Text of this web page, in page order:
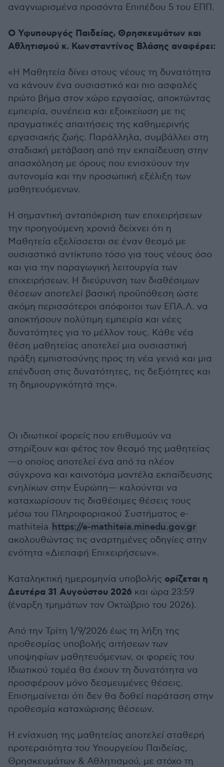
αναγνωρισμένα προσόντα Επιπέδου 5 του ΕΠΠ.
Ο Υφυπουργός Παιδείας, Θρησκευμάτων και
Αθλητισμού κ. Κωνσταντίνος Βλάσης αναφέρει:
«Η Μαθητεία δίνει στους νέους τη δυνατότητα
να κάνουν ένα ουσιαστικό και πιο ασφαλές
πρώτο βήμα στον χώρο εργασίας, αποκτώντας
εμπειρία, συνέπεια και εξοικείωση με τις
πραγματικές απαιτήσεις της καθημερινής
εργασιακής ζωής. Παράλληλα, συμβάλλει στη
σταδιακή μετάβαση από την εκπαίδευση στην
απασχόληση με όρους που ενισχύουν την
αυτονομία και την προσωπική εξέλιξη των
μαθητευόμενων.
Η σημαντική ανταπόκριση των επιχειρήσεων
την προηγούμενη χρονιά δείχνει ότι η
Μαθητεία εξελίσσεται σε έναν θεσμό με
ουσιαστικό αντίκτυπο τόσο για τους νέους όσο
και για την παραγωγική λειτουργία των
επιχειρήσεων. Η διεύρυνση των διαθέσιμων
θέσεων αποτελεί βασική προϋπόθεση ώστε
ακόμη περισσότεροι απόφοιτοι των ΕΠΑ.Λ. να
αποκτήσουν πολύτιμη εμπειρία και νέες
δυνατότητες για το μέλλον τους. Κάθε νέα
θέση μαθητείας αποτελεί μια ουσιαστική
πράξη εμπιστοσύνης προς τη νέα γενιά και μια
επένδυση στις δυνατότητες, τις δεξιότητες και
τη δημιουργικότητά της».
Οι ιδιωτικοί φορείς που επιθυμούν να
στηρίξουν και φέτος τον θεσμό της μαθητείας
—ο οποίος αποτελεί ένα από τα πλέον
σύγχρονα και καινοτόμα μοντέλα εκπαίδευσης
ενηλίκων στην Ευρώπη— καλούνται να
καταχωρίσουν τις διαθέσιμες θέσεις τους
μέσω του Πληροφοριακού Συστήματος e-
mathiteia https://e-mathiteia.minedu.gov.gr
ακολουθώντας τις αναρτημένες οδηγίες στην
ενότητα «Διεπαφή Επιχειρήσεων».
Καταληκτική ημερομηνία υποβολής ορίζεται η
Δευτέρα 31 Αυγούστου 2026 και ώρα 23:59
(έναρξη τμημάτων τον Οκτώβριο του 2026).
Από την Τρίτη 1/9/2026 έως τη λήξη της
προθεσμίας υποβολής αιτήσεων των
υποψηφίων μαθητευόμενων, οι φορείς του
Ιδιωτικού τομέα θα έχουν τη δυνατότητα να
προσφέρουν μόνο δεσμευμένες θέσεις.
Επισημαίνεται ότι δεν θα δοθεί παράταση στην
προθεσμία καταχώρισης θέσεων.
Η ενίσχυση της μαθητείας αποτελεί σταθερή
προτεραιότητα του Υπουργείου Παιδείας,
Θρησκευμάτων & Αθλητισμού, με στόχο τη